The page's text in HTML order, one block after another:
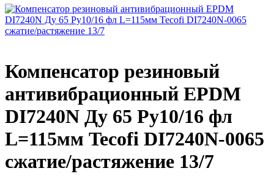
Компенсатор резиновый
антивибрационный EPDM
DI7240N Ду 65 Ру10/16 фл
L=115мм Tecofi DI7240N-0065
сжатие/растяжение 13/7